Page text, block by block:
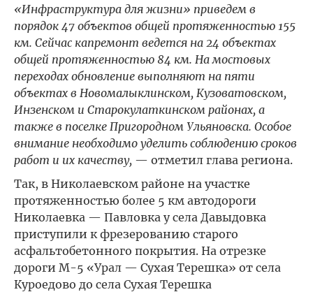
«Инфраструктура для жизни» приведем в
порядок 47 объектов общей протяженностью 155
км. Сейчас капремонт ведется на 24 объектах
общей протяженностью 84 км. На мостовых
переходах обновление выполняют на пяти
объектах в Новомалыклинском, Кузоватовском,
Инзенском и Старокулаткинском районах, а
также в поселке Пригородном Ульяновска. Особое
внимание необходимо уделить соблюдению сроков
работ и их качеству, — отметил глава региона.
Так, в Николаевском районе на участке
протяженностью более 5 км автодороги
Николаевка — Павловка у села Давыдовка
приступили к фрезерованию старого
асфальтобетонного покрытия. На отрезке
дороги М-5 «Урал — Сухая Терешка» от села
Куроедово до села Сухая Терешка